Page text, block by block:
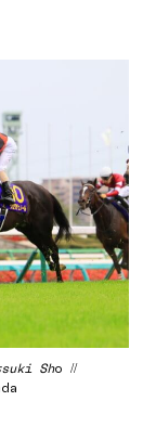
Sho //